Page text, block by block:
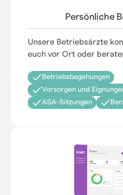
Persönliche
Unsere Betriebsärzte
euch vor Ort oder
Betriebsbegehungen
Vorsorgen und
ASA-Sitzungen